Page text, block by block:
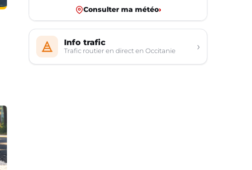
Consulter ma météo›
Info trafic
Trafic routier en direct en Occitanie ›